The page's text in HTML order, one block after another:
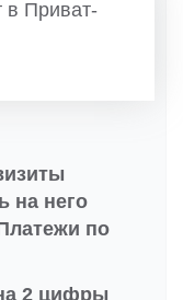
в Приват-
на него
по
2 цифры